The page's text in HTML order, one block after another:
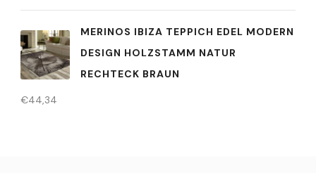
MERINOS IBIZA TEPPICH EDEL MODERN
DESIGN HOLZSTAMM NATUR
RECHTECK BRAUN
€44,34